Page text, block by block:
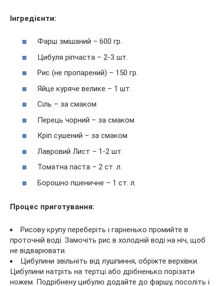
Інгредієнти:
Фарш змішаний – 600 гр.
Цибуля ріпчаста – 2-3 шт.
Рис (не пропарений) – 150 гр.
Яйце куряче велике – 1 шт.
Сіль – за смаком
Перець чорний – за смаком
Кріп сушений – за смаком
Лавровий Лист – 1-2 шт.
Томатна паста – 2 ст. л.
Борошно пшеничне – 1 ст. л.
Процес приготування:
Рисову крупу переберіть і гарненько промийте в
проточній воді. Замочіть рис в холодній воді на ніч, щоб
не відварювати.
Цибулини звільніть від лушпиння, обріжте верхівки.
Цибулини натріть на тертці або дрібненько порізати
ножем. Подрібнену цибулю додайте до фаршу, посоліть і